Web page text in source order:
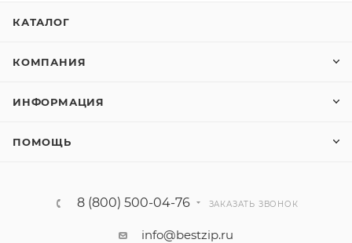
КАТАЛОГ
КОМПАНИЯ
ИНФОРМАЦИЯ
ПОМОЩЬ
8 (800) 500-04-76 ЗАКАЗАТЬ ЗВОНОК
info@bestzip.ru